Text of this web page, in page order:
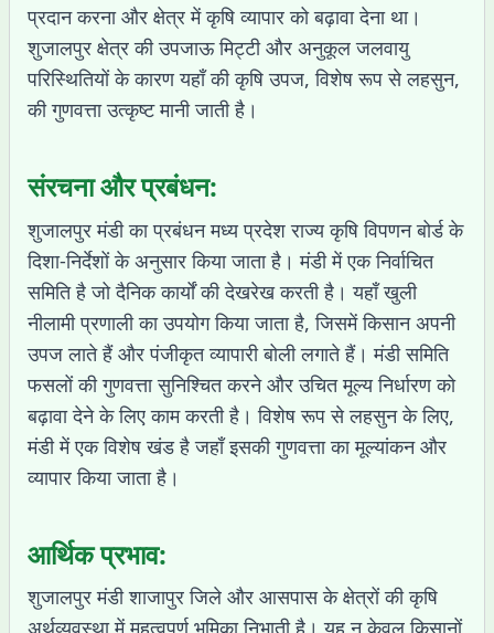
प्रदान करना और क्षेत्र में कृषि व्यापार को बढ़ावा देना था।
शुजालपुर क्षेत्र की उपजाऊ मिट्टी और अनुकूल जलवायु
परिस्थितियों के कारण यहाँ की कृषि उपज, विशेष रूप से लहसुन,
की गुणवत्ता उत्कृष्ट मानी जाती है।
संरचना और प्रबंधन:
शुजालपुर मंडी का प्रबंधन मध्य प्रदेश राज्य कृषि विपणन बोर्ड के
दिशा-निर्देशों के अनुसार किया जाता है। मंडी में एक निर्वाचित
समिति है जो दैनिक कार्यों की देखरेख करती है। यहाँ खुली
नीलामी प्रणाली का उपयोग किया जाता है, जिसमें किसान अपनी
उपज लाते हैं और पंजीकृत व्यापारी बोली लगाते हैं। मंडी समिति
फसलों की गुणवत्ता सुनिश्चित करने और उचित मूल्य निर्धारण को
बढ़ावा देने के लिए काम करती है। विशेष रूप से लहसुन के लिए,
मंडी में एक विशेष खंड है जहाँ इसकी गुणवत्ता का मूल्यांकन और
व्यापार किया जाता है।
आर्थिक प्रभाव:
शुजालपुर मंडी शाजापुर जिले और आसपास के क्षेत्रों की कृषि